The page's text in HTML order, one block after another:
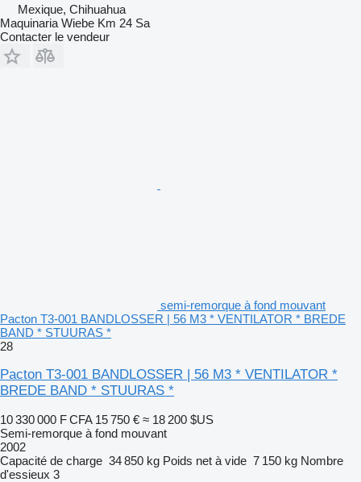
Mexique, Chihuahua
Maquinaria Wiebe Km 24 Sa
Contacter le vendeur
semi-remorque à fond mouvant
Pacton T3-001 BANDLOSSER | 56 M3 * VENTILATOR * BREDE
BAND * STUURAS *
28
Pacton T3-001 BANDLOSSER | 56 M3 * VENTILATOR *
BREDE BAND * STUURAS *
10 330 000 F CFA 15 750 € ≈ 18 200 $US
Semi-remorque à fond mouvant
2002
Capacité de charge 34 850 kg Poids net à vide 7 150 kg Nombre
d'essieux 3